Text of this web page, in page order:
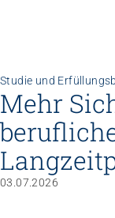
Studie und
Mehr
03.07.2026